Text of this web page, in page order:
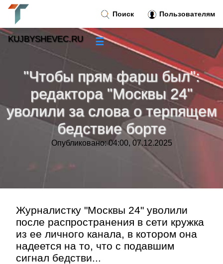
"Чтобы прям фарш был":
редактора "Москвы 24"
уволили за слова о терпящем
бедствие борте
Опубликовано: 04:00, 07.12.2025
Журналистку "Москвы 24" уволили
после распространения в сети кружка
из ее личного канала, в котором она
надеется на то, что с подавшим
сигнал бедстви...
Поиск Пользователям
KUJBYSHEVEC.RU ☰
Новости
Тренды новостей»
Рубрики»
»